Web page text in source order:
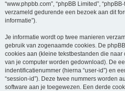
“www.phpbb.com”, “phpBB Limited”,
verzameld gedurende een bezoek aan dit
informatie”).
Je informatie wordt op twee manieren
gebruik van zogenaamde cookies. De
cookies aan (kleine tekstbestanden die
van je computer worden gedownload). De
indentificatienummer (hierna “user-id”) en
“session-id”). Deze twee nummers worden
software aan je toegewezen. Een derde